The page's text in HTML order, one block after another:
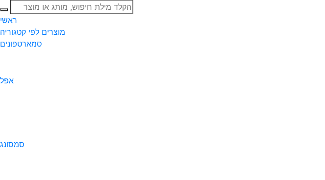
חיפוש
ראשי
מוצרים לפי קטגוריה
סמארטפונים
אפל
סמסונג